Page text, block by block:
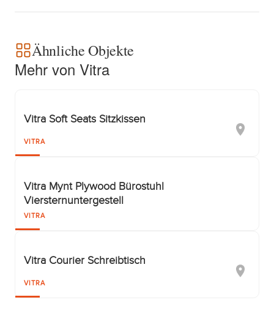
Ähnliche Objekte
Mehr von Vitra
Vitra Soft Seats Sitzkissen
VITRA
Vitra Mynt Plywood Bürostuhl
Viersternuntergestell
VITRA
Vitra Courier Schreibtisch
VITRA